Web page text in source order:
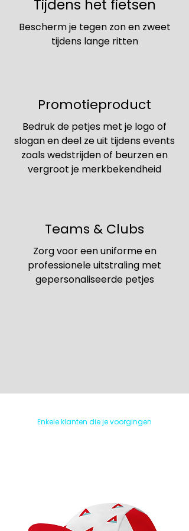
Tijdens het fietsen
Bescherm je tegen zon en zweet
tijdens lange ritten
Promotieproduct
Bedruk de petjes met je logo of
slogan en deel ze uit tijdens events
zoals wedstrijden of beurzen en
vergroot je merkbekendheid
Teams & Clubs
Zorg voor een uniforme en
professionele uitstraling met
gepersonaliseerde petjes
Enkele klanten die je voorgingen